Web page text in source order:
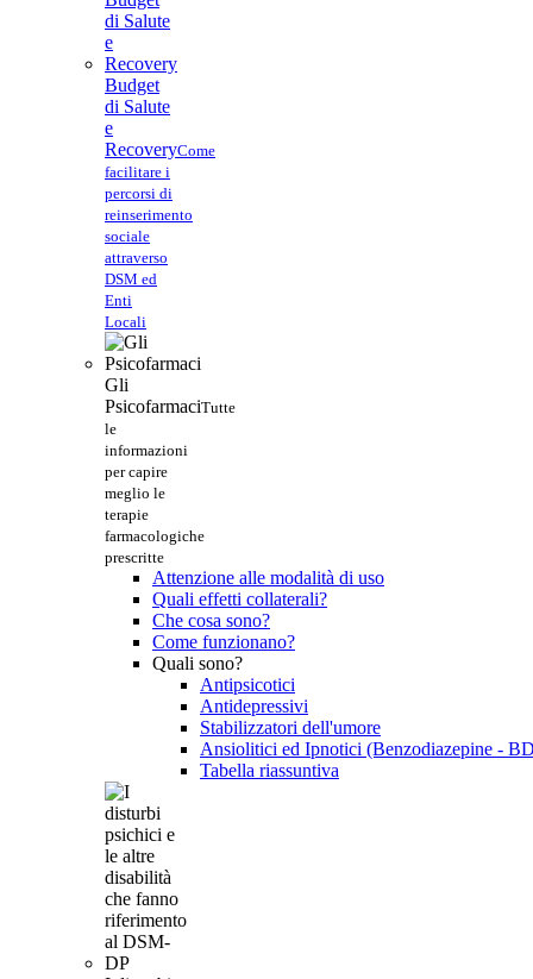
Budget
di Salute
e
RecoveryCome
facilitare i
percorsi di
reinserimento
sociale
attraverso
DSM ed
Enti
Locali
Gli
PsicofarmaciTutte
le
informazioni
per capire
meglio le
terapie
farmacologiche
prescritte
Attenzione alle modalità di uso
Quali effetti collaterali?
Che cosa sono?
Come funzionano?
Quali sono?
Antipsicotici
Antidepressivi
Stabilizzatori dell'umore
Ansiolitici ed Ipnotici (Benzodiazepine -
Tabella riassuntiva